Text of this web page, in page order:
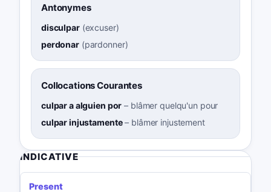
Antonymes
disculpar(excuser)
perdonar(pardonner)
Collocations Courantes
culpar a alguien por – blâmer quelqu'un pour
culpar injustamente– blâmer injustement
INDICATIVE
Present